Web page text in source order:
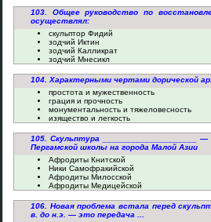
103. Общее руководство по
осуществлял:
скульптор Фидий
зодчий Иктин
зодчий Калликрат
зодчий Мнесикл
104. Характерными чертами дорической
простота и мужественность
грация и прочность
монументальность и тяжеловесность
изящество и легкость
105. Скульптура ____________________ —
Пергамской школы на города Малой Азии
Афродиты Книтской
Ники Самофракийской
Афродиты Милосской
Афродиты Медицейской
106. Новая проблема встала перед
в. до н.э. — это передача ...